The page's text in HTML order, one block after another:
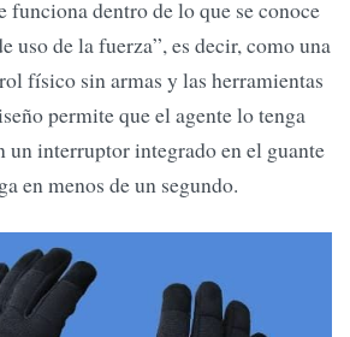
funciona dentro de lo que se conoce
uso de la fuerza”, es decir, como una
físico sin armas y las herramientas
permite que el agente lo tenga
un interruptor integrado en el guante
en menos de un segundo.